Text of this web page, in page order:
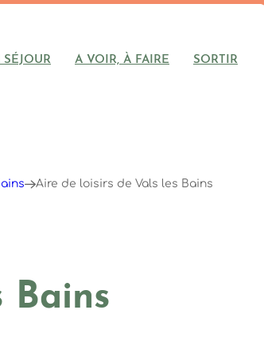
A VOIR, À FAIRE SORTIR
Aire de loisirs de Vals les Bains
Bains